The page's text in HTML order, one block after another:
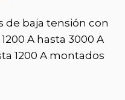
de baja tensión con
A hasta 3000 A
1200 A montados